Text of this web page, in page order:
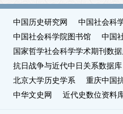
中国历史研究网
中国社会科
中国社会科学院图书馆
中国
国家哲学社会科学学术期刊数
抗日战争与近代中日关系数据库
北京大学历史学系
重庆中国
中华文史网
近代史数位资料